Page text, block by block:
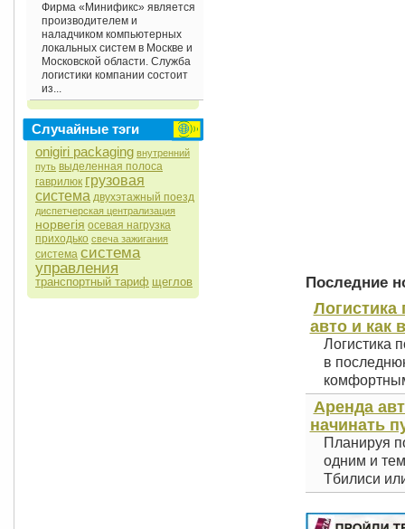
Фирма «Минификс» является
производителем и
наладчиком компьютерных
локальных систем в Москве и
Московской области. Служба
логистики компании состоит
из...
Случайные тэги
onigiri packaging внутренний
путь выделенная полоса
гаврилюк грузовая
система двухэтажный поезд
диспетчерская централизация
норвегія осевая нагрузка
приходько свеча зажигания
система система
управления
транспортный тариф щеглов
Последние
Логистика
авто и как
Логистика
в
Аренда
начинать
Планируя
одним и
Тбилиси